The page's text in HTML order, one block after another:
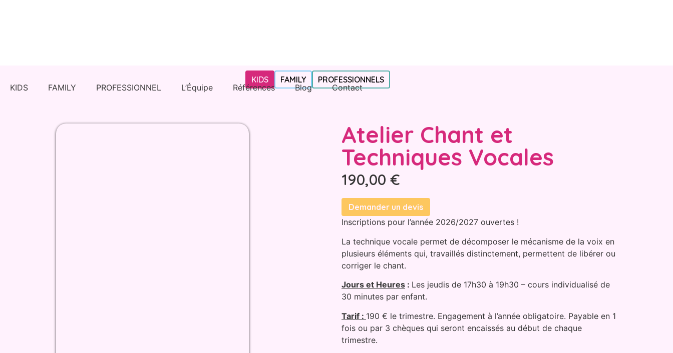
KIDS FAMILY PROFESSIONNEL L’Équipe Références Blog Contact
KIDS FAMILY PROFESSIONNELS
Atelier Chant et
Techniques Vocales
190,00 €
Demander un devis
Inscriptions pour l’année 2026/2027 ouvertes !
La technique vocale permet de décomposer le mécanisme de la voix en
plusieurs éléments qui, travaillés distinctement, permettent de libérer ou
corriger le chant.
Jours et Heures : Les jeudis de 17h30 à 19h30 – cours individualisé de
30 minutes par enfant.
Tarif : 190 € le trimestre. Engagement à l’année obligatoire. Payable en 1
fois ou par 3 chèques qui seront encaissés au début de chaque
trimestre.